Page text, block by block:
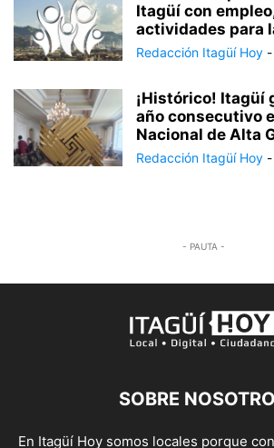
Itagüí con
actividades para
Redacción Itagüí Hoy -
¡Histórico! Itagüí
año consecutivo
Nacional de Alta
Redacción Itagüí Hoy -
- PAUTA -
SOBRE
En Itagüí Hoy somos locales porque